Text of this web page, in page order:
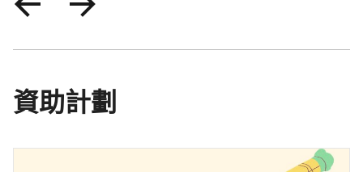
資助計劃